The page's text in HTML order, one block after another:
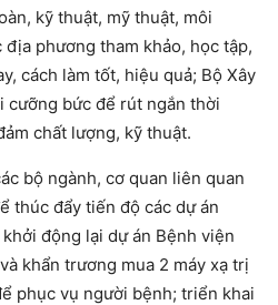
kỹ thuật, mỹ thuật, môi
phương tham khảo, học tập,
cách làm tốt, hiệu quả; Bộ Xây
cưỡng bức để rút ngắn thời
chất lượng, kỹ thuật.
bộ ngành, cơ quan liên quan
thúc đẩy tiến độ các dự án
động lại dự án Bệnh viện
khẩn trương mua 2 máy xạ trị
phục vụ người bệnh; triển khai